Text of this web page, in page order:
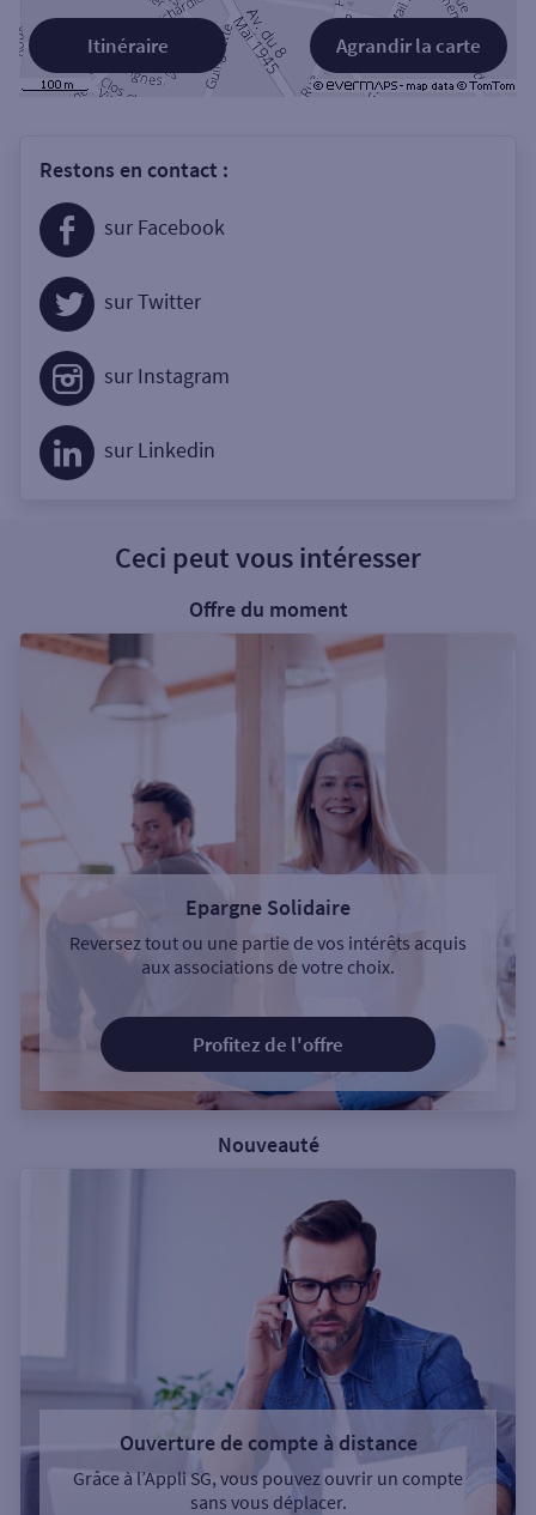
Agrandir la carte
Itinéraire
Restons en contact :
sur Facebook
sur Twitter
sur Instagram
sur Linkedin
Ceci peut vous intéresser
Offre du moment
Epargne Solidaire
Reversez tout ou une partie de vos intérêts acquis
aux associations de votre choix.
Profitez de l'offre
Nouveauté
Ouverture de compte à distance
Grâce à l’Appli SG, vous pouvez ouvrir un compte
sans vous déplacer.